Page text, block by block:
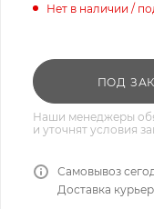
Нет в наличии /
ПОД
Наши менеджеры
и уточнят условия
Самовывоз
Доставка